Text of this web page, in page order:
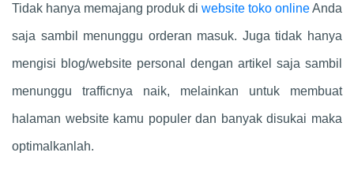
Tidak hanya memajang produk di website toko onlineAnda
saja sambil menunggu orderan masuk. Juga tidak hanya
mengisi blog/website personal dengan artikel saja sambil
menunggu trafficnya naik, melainkan untuk membuat
halaman website kamu populer dan banyak disukai maka
optimalkanlah.